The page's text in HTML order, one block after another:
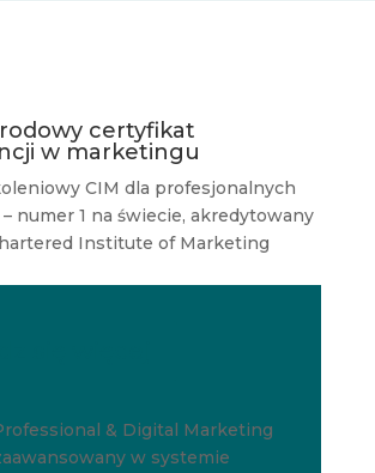
certyfikat
w marketingu
CIM dla profesjonalnych
numer 1 na świecie, akredytowany
Institute of Marketing
& Digital Marketing
w systemie